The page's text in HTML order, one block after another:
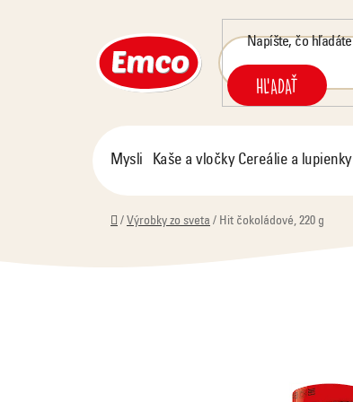
HĽADAŤ
Mysli Kaše a vločky Cereálie a lupienky
Domov
/ Výrobky zo sveta / Hit čokoládové, 220 g